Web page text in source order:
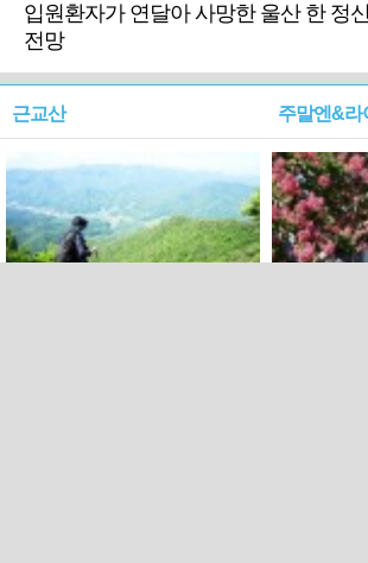
입원환자가 연달아 사망한 울산 한 정
전망
근교산 주말엔&라